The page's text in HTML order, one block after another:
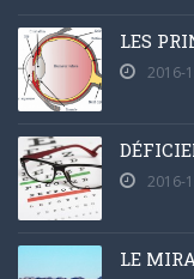
LES
2016-
2016-
LE